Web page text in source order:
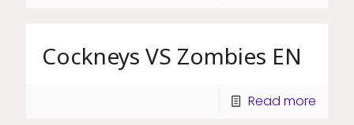
Cockneys VS Zombies EN
Read more